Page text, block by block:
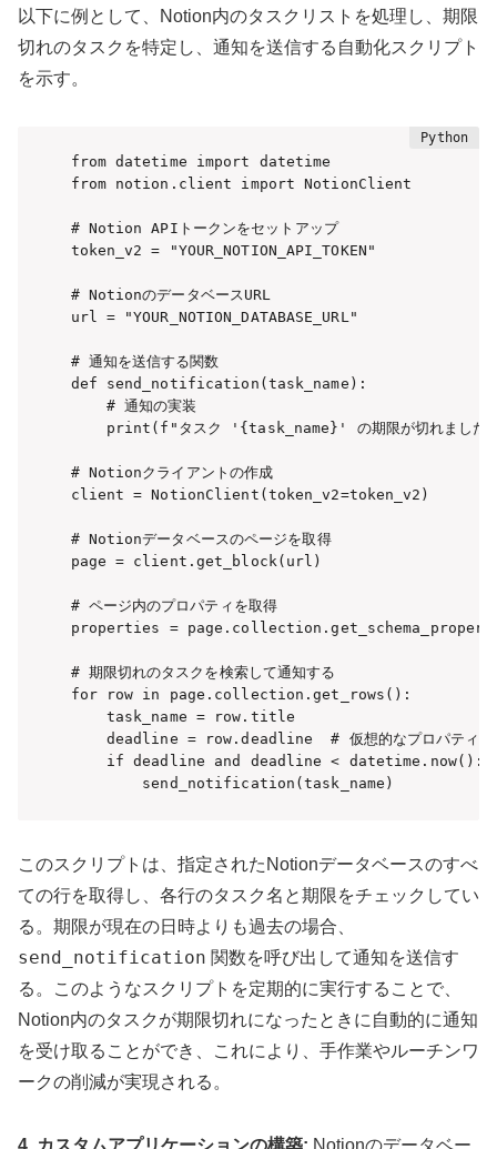
以下に例として、Notion内のタスクリストを処理し、期限
切れのタスクを特定し、通知を送信する自動化スクリプト
を示す。
from datetime import datetime
from notion.client import NotionClient
# Notion APIトークンをセットアップ
token_v2 = "YOUR_NOTION_API_TOKEN"
# NotionのデータベースURL
url = "YOUR_NOTION_DATABASE_URL"
# 通知を送信する関数
def send_notification(task_name):
    # 通知の実装
print(f"タスク '{task_name}' の期限が切れました
# Notionクライアントの作成
client = NotionClient(token_v2=token_v2)
# Notionデータベースのページを取得
page = client.get_block(url)
# ページ内のプロパティを取得
properties =
# 期限切れのタスクを検索して通知する
for row in page.collection.get_rows():
    task_name = row.title
deadline = row.deadline  # 仮想的なプロパティと
    if deadline and deadline < datetime.now():
このスクリプトは、指定されたNotionデータベースのすべ
ての行を取得し、各行のタスク名と期限をチェックしてい
る。期限が現在の日時よりも過去の場合、
send_notification 関数を呼び出して通知を送信す
る。このようなスクリプトを定期的に実行することで、
Notion内のタスクが期限切れになったときに自動的に通知
を受け取ることができ、これにより、手作業やルーチンワ
ークの削減が実現される。
4. カスタムアプリケーションの構築: Notionのデータベー